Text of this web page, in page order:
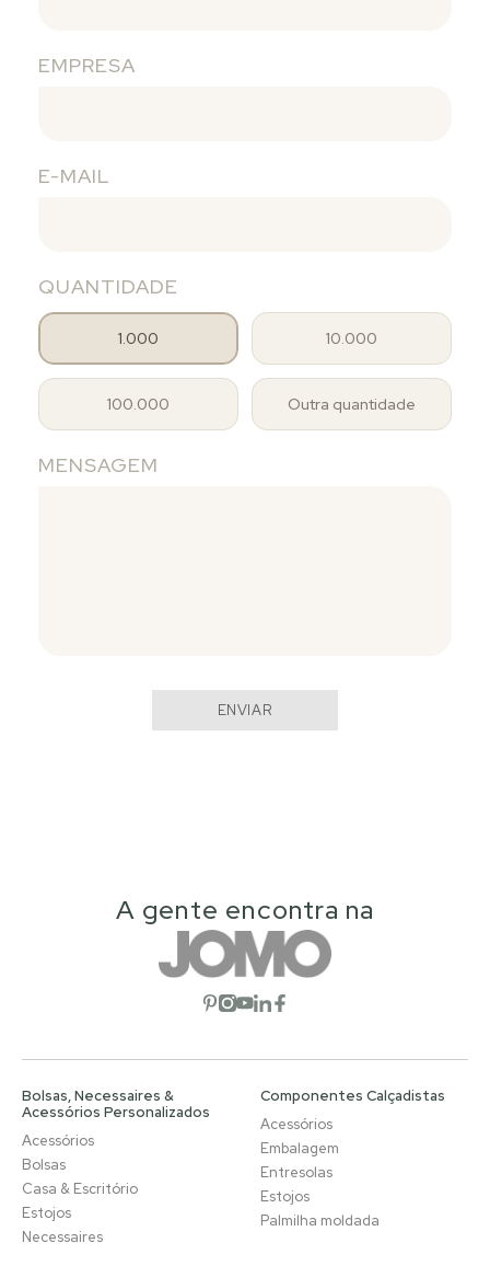
EMPRESA
E-MAIL
QUANTIDADE
1.000 10.000
100.000 Outra quantidade
MENSAGEM
ENVIAR
A gente encontra na
Abrir rede social
Abrir rede social
Abrir rede social
Abrir rede social
Abrir rede social
Bolsas, Necessaires &
Acessórios Personalizados
Acessórios
Bolsas
Casa & Escritório
Estojos
Necessaires
Componentes Calçadistas
Acessórios
Embalagem
Entresolas
Estojos
Palmilha moldada